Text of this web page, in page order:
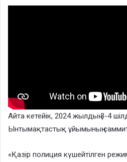
Айта кетейік, 2024 жылдың 3-4
Ынтымақтастық ұйымының
«Қазір полиция күшейтілген